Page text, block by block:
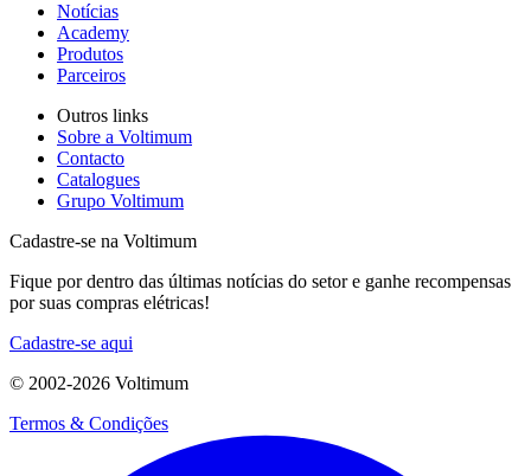
Notícias
Academy
Produtos
Parceiros
Outros links
Sobre a Voltimum
Contacto
Catalogues
Grupo Voltimum
Cadastre-se na Voltimum
Fique por dentro das últimas notícias do setor e ganhe recompensas
por suas compras elétricas!
Cadastre-se aqui
© 2002-2026 Voltimum
Termos & Condições